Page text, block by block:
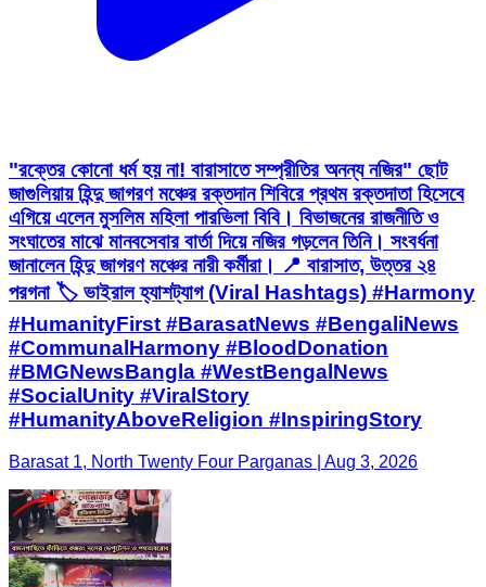
"রক্তের কোনো ধর্ম হয় না! বারাসাতে সম্প্রীতির অনন্য নজির" ছোট
জাগুলিয়ায় হিন্দু জাগরণ মঞ্চের রক্তদান শিবিরে প্রথম রক্তদাতা হিসেবে
এগিয়ে এলেন মুসলিম মহিলা পারভিলা বিবি। বিভাজনের রাজনীতি ও
সংঘাতের মাঝে মানবসেবার বার্তা দিয়ে নজির গড়লেন তিনি। সংবর্ধনা
জানালেন হিন্দু জাগরণ মঞ্চের নারী কর্মীরা। 📍 বারাসাত, উত্তর ২৪
পরগনা 🏷️ ভাইরাল হ্যাশট্যাগ (Viral Hashtags) #Harmony
#HumanityFirst #BarasatNews #BengaliNews
#CommunalHarmony #BloodDonation
#BMGNewsBangla #WestBengalNews
#SocialUnity #ViralStory
#HumanityAboveReligion #InspiringStory
Barasat 1, North Twenty Four Parganas | Aug 3, 2026